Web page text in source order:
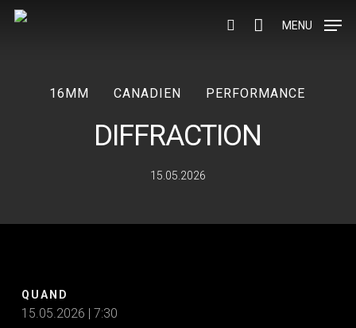
Skip
search
MENU
16MM CANADIEN PERFORMANCE
DIFFRACTION
15.05.2026
QUAND
15.05.2026 | 7:30